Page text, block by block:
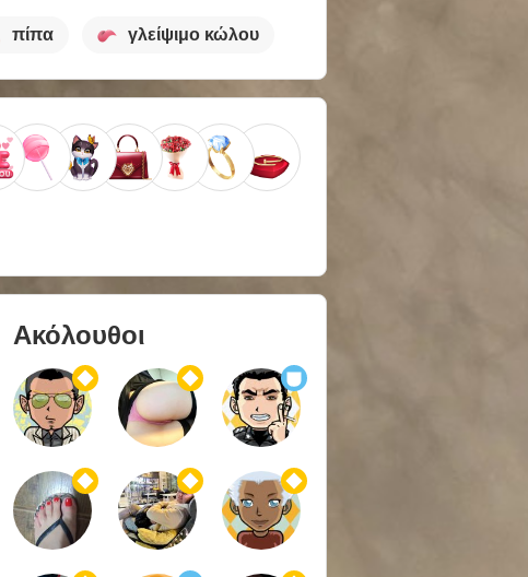
πίπα γλείψιμο κώλου
Ακόλουθοι